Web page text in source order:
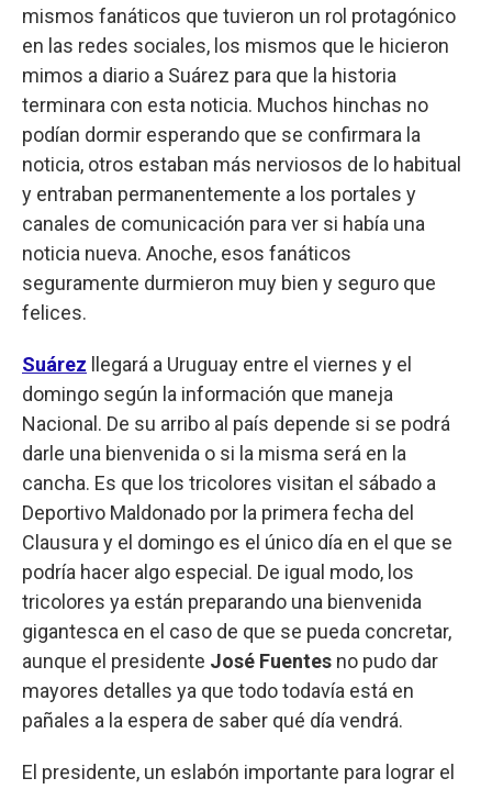
mismos fanáticos que tuvieron un rol protagónico
en las redes sociales, los mismos que le hicieron
mimos a diario a Suárez para que la historia
terminara con esta noticia. Muchos hinchas no
podían dormir esperando que se confirmara la
noticia, otros estaban más nerviosos de lo habitual
y entraban permanentemente a los portales y
canales de comunicación para ver si había una
noticia nueva. Anoche, esos fanáticos
seguramente durmieron muy bien y seguro que
felices.
Suárez llegará a Uruguay entre el viernes y el
domingo según la información que maneja
Nacional. De su arribo al país depende si se podrá
darle una bienvenida o si la misma será en la
cancha. Es que los tricolores visitan el sábado a
Deportivo Maldonado por la primera fecha del
Clausura y el domingo es el único día en el que se
podría hacer algo especial. De igual modo, los
tricolores ya están preparando una bienvenida
gigantesca en el caso de que se pueda concretar,
aunque el presidente José Fuentes no pudo dar
mayores detalles ya que todo todavía está en
pañales a la espera de saber qué día vendrá.
El presidente, un eslabón importante para lograr el